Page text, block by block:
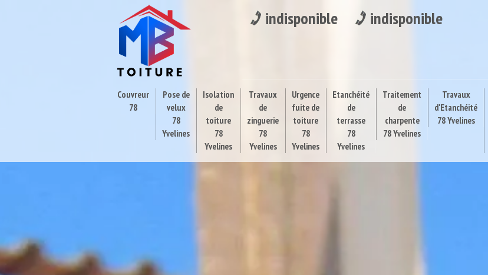
indisponible indisponible
Couvreur
78
Pose de
velux
78
Yvelines
Isolation
de
toiture
78
Yvelines
Travaux
de
zinguerie
78
Yvelines
Urgence
fuite de
toiture
78
Yvelines
Etanchéité
de
terrasse
78
Yvelines
Traitement
de
charpente
78 Yvelines
Travaux
d'Etanchéité
78 Yvelines